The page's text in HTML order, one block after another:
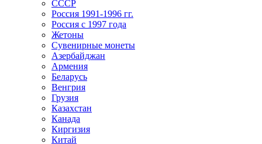
СССР
Россия 1991-1996 гг.
Россия с 1997 года
Жетоны
Сувенирные монеты
Азербайджан
Армения
Беларусь
Венгрия
Грузия
Казахстан
Канада
Киргизия
Китай